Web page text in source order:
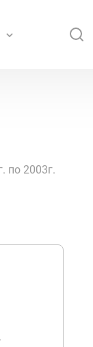
по 2003г.